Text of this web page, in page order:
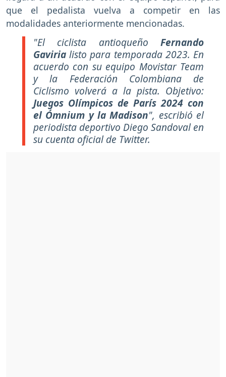
que el pedalista vuelva a competir en las
modalidades anteriormente mencionadas.
"El ciclista antioqueño Fernando
Gaviria listo para temporada 2023. En
acuerdo con su equipo Movistar Team
y la Federación Colombiana de
Ciclismo volverá a la pista. Objetivo:
Juegos Olímpicos de París 2024 con
el Ómnium y la Madison", escribió el
periodista deportivo Diego Sandoval en
su cuenta oficial de Twitter.